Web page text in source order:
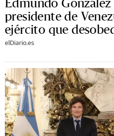
presidente de
ejército que
elDiario.es